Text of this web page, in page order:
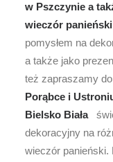
w Pszczynie a
wieczór
pomysłem na
a także jako
też zapraszamy
Porąbce i
Bielsko Biała
dekoracyjny na
wieczór panieński.